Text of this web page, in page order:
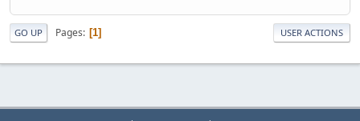
GO UP Pages 1 USER ACTIONS